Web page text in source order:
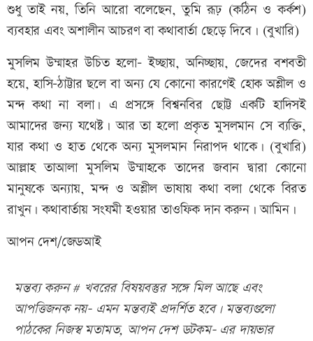
শুধু তাই নয়, তিনি আরো বলেছেন, তুমি রূঢ় (কঠিন ও কর্কশ)
ব্যবহার এবং অশালীন আচরণ বা কথাবার্তা ছেড়ে দিবে। (বুখারি)
মুসলিম উম্মাহর উচিত হলো- ইচ্ছায়, অনিচ্ছায়, জেদের বশবতী
হয়ে, হাসি-ঠাট্টার ছলে বা অন্য যে কোনো কারণেই হোক অশ্লীল ও
মন্দ কথা না বলা। এ প্রসঙ্গে বিশ্বনবির ছোট্ট একটি হাদিসই
আমাদের জন্য যথেষ্ট। আর তা হলো প্রকৃত মুসলমান সে ব্যক্তি,
যার কথা ও হাত থেকে অন্য মুসলমান নিরাপদ থাকে। (বুখারি)
আল্লাহ তাআলা মুসলিম উম্মাহকে তাদের জবান দ্বারা কোনো
মানুষকে অন্যায়, মন্দ ও অশ্লীল ভাষায় কথা বলা থেকে বিরত
রাখুন। কথাবার্তায় সংযমী হওয়ার তাওফিক দান করুন। আমিন।
আপন দেশ/জেডআই
মন্তব্য করুন # খবরের বিষয়বস্তুর সঙ্গে মিল আছে এবং
আপত্তিজনক নয়- এমন মন্তব্যই প্রদর্শিত হবে। মন্তব্যগুলো
পাঠকের নিজস্ব মতামত, আপন দেশ ডটকম- এর দায়ভার